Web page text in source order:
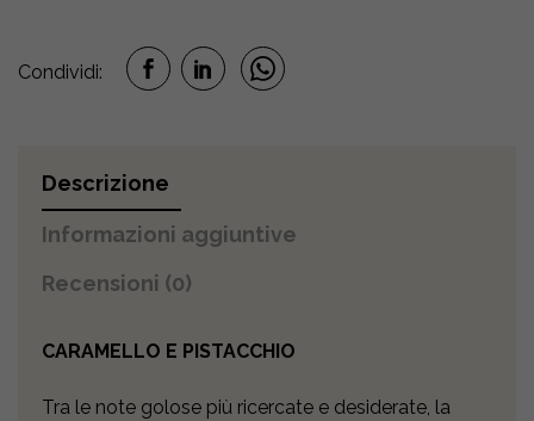
de
PISTACCHIO
quantity
Condividi:
Descrizione
Informazioni aggiuntive
Recensioni (0)
CARAMELLO E PISTACCHIO
Tra le note golose più ricercate e desiderate, la